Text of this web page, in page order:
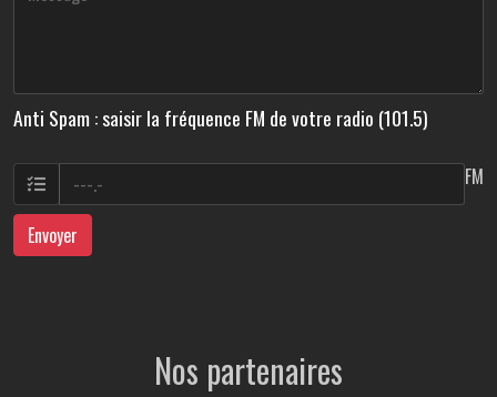
Anti Spam : saisir la fréquence FM de votre radio (101.5)
FM
Envoyer
Nos partenaires